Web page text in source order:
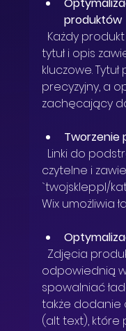
produktów
tytuł i opis
kluczowe.
precyzyjny, a
zachęcający
Tworzenie
czytelne i
`twojsklep.pl/
Wix umożliwia
odpowiednią
spowalniać
także dodanie
(alt text), które